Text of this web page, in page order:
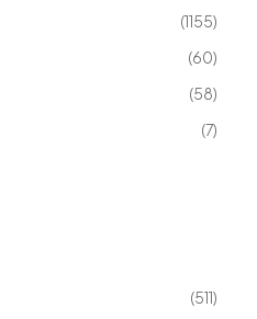
(1155)
(60)
(58)
(7)
(511)